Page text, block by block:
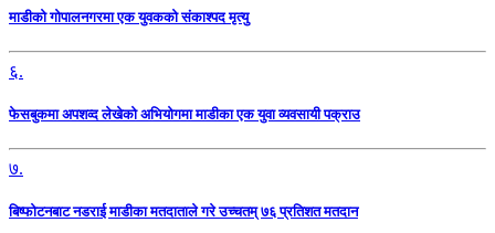
माडीको गोपालनगरमा एक युवकको संकाश्पद मृत्यु
६.
फेसबुकमा अपशव्द लेखेको अभियोगमा माडीका एक युवा व्यवसायी पक्राउ
७.
बिष्फोटनबाट नडराई माडीका मतदाताले गरे उच्चतम् ७६ प्रतिशत मतदान